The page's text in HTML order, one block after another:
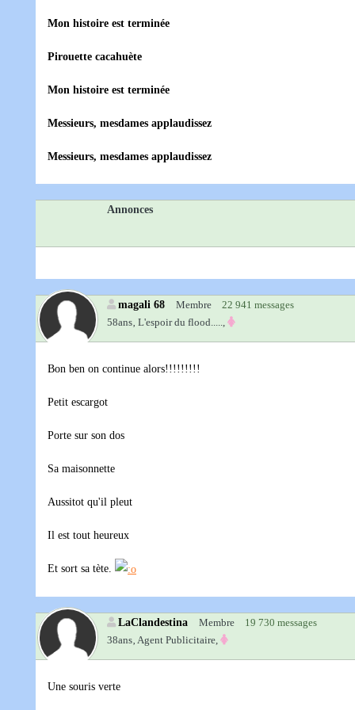
Mon histoire est terminée
Pirouette cacahuète
Mon histoire est terminée
Messieurs, mesdames applaudissez
Messieurs, mesdames applaudissez
Annonces
magali 68 Membre
22 941 messages
58ans‚ L'espoir du flood.....,
Bon ben on continue alors!!!!!!!!!
Petit escargot
Porte sur son dos
Sa maisonnette
Aussitot qu'il pleut
Il est tout heureux
Et sort sa tète.
LaClandestina Membre 19 730 messages
38ans‚ Agent Publicitaire,
Une souris verte